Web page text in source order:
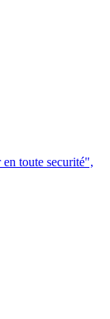
toute securité",